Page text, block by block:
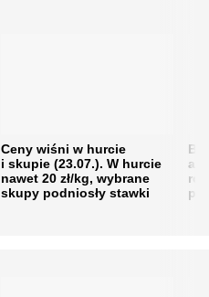
Ceny wiśni w hurcie
i skupie (23.07.). W hurcie
nawet 20 zł/kg, wybrane
skupy podniosły stawki